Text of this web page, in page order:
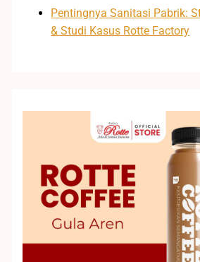
Pentingnya Sanitasi Pabrik:
& Studi Kasus Rotte Factory